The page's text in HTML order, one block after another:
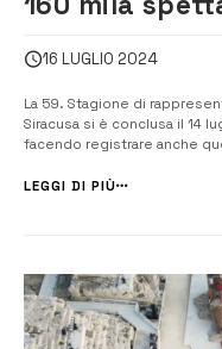
Greco
16 LUGLIO 2024
La 59. Stagione di
Siracusa si è conclusa il 14
facendo registrare anche
hanno assistito alle tre
LEGGI DI PIÙ